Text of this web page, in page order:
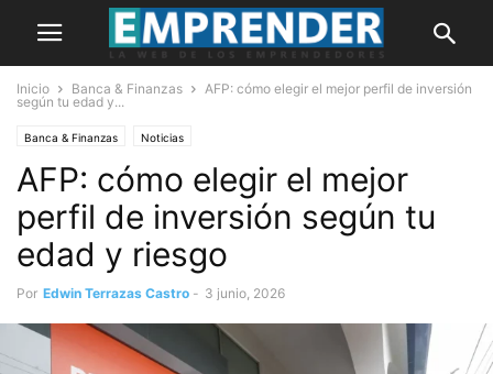
Inicio Banca & Finanzas
AFP: cómo elegir el mejor perfil de inversión
según tu edad y...
Banca & Finanzas Noticias
AFP: cómo elegir el mejor
perfil de inversión según tu
edad y riesgo
Por Edwin Terrazas Castro - 3 junio, 2026